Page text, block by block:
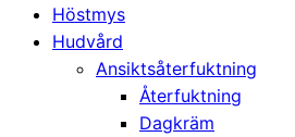
Höstmys
Hudvård
Ansiktsåterfuktning
Återfuktning
Dagkräm